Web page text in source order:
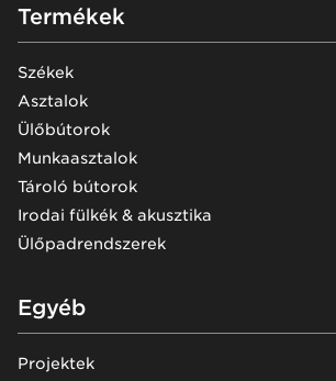
Footer
Termékek
Székek
Asztalok
Ülőbútorok
Munkaasztalok
Tároló bútorok
Irodai fülkék & akusztika
Ülőpadrendszerek
Egyéb
Projektek